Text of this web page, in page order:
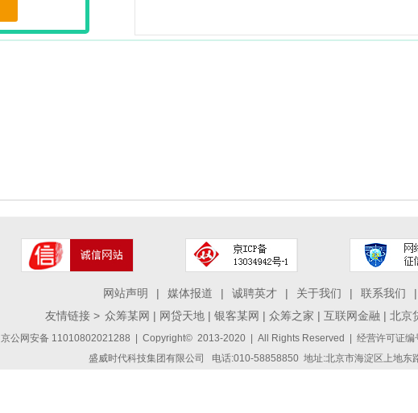
网站声明 | 媒体报道 | 诚聘英才 | 关于我们 | 联系我们 |
友情链接 > 众筹某网 | 网贷天地 | 银客某网 | 众筹之家 | 互联网金融 | 北京
京公网安备 11010802021288 | Copyright© 2013-2020 | All Rights Reserved | 经营许可证编
盛威时代科技集团有限公司 电话:010-58858850 地址:北京市海淀区上地东